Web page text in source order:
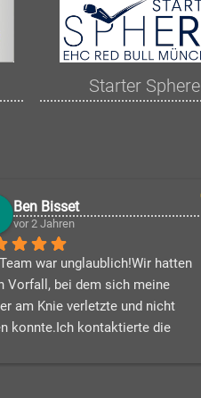
Starter Sphere
Ben Bisset
vor 2 Jahren
war unglaublich!Wir hatten
Vorfall, bei dem sich meine
am Knie verletzte und nicht
konnte.Ich kontaktierte die